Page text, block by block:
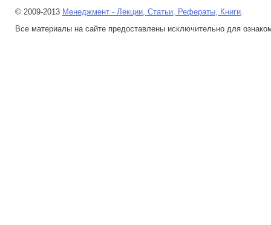
© 2009-2013 Менеджмент - Лекции, Статьи, Рефераты, Книги.
Все материалы на сайте предоставлены исключительно для